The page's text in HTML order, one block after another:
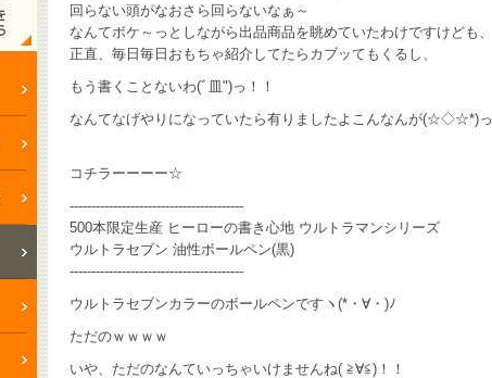
回らない頭がなおさら回らないなぁ～
なんてボケ～っとしながら出品商品を眺めていたわけですけども、
正直、毎日毎日おもちゃ紹介してたらカブッてもくるし、
もう書くことないわ(ﾞ皿")っ！！
なんてなげやりになっていたら有りましたよこんなんが(☆◇☆*)っ
コチラーーーー☆
----------------------------------------
500本限定生産 ヒーローの書き心地 ウルトラマンシリーズ
ウルトラセブン 油性ボールペン(黒)
----------------------------------------
ウルトラセブンカラーのボールペンですヽ(*・∀・)ﾉ
ただのｗｗｗｗ
いや、ただのなんていっちゃいけませんね( ≧∀≦)！！